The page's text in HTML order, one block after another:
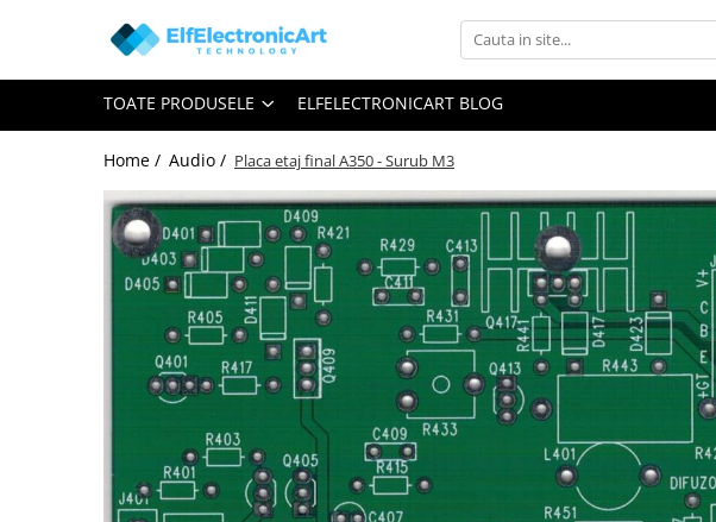
Toate Produsele
Audio
Instrumente de masura si control
Clesti Ampermetrici
Multimetre Digitale
Surse de alimentare
Osciloscoape AXIOMET
TOATE PRODUSELE ELFELECTRONICART BLOG
Home / Audio / Placa etaj final A350 - Surub M3